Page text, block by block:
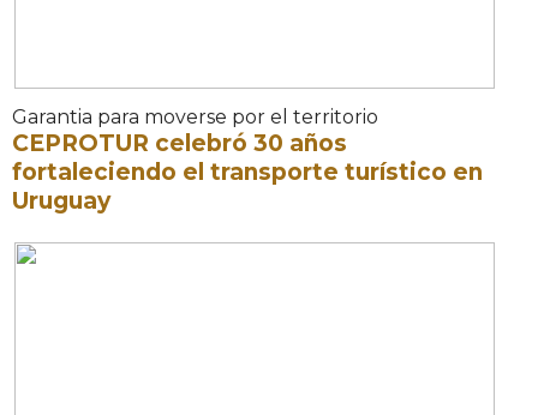
Garantia para moverse por el territorio
CEPROTUR celebró 30 años
fortaleciendo el transporte turístico en
Uruguay